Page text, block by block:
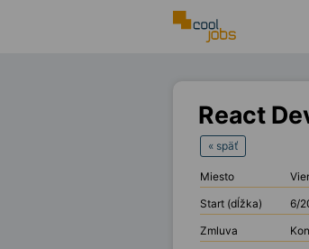
React
« späť
Miesto
Start (dĺžka)
6/
Zmluva